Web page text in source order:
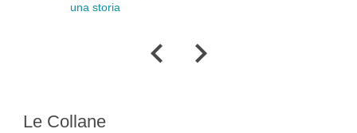
una storia
Le Collane